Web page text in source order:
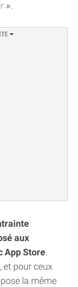
.
aux
App Store.
et pour ceux
la même